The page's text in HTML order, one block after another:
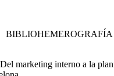
BIBLIOHEMEROGRAFÍA
Del marketing interno a la